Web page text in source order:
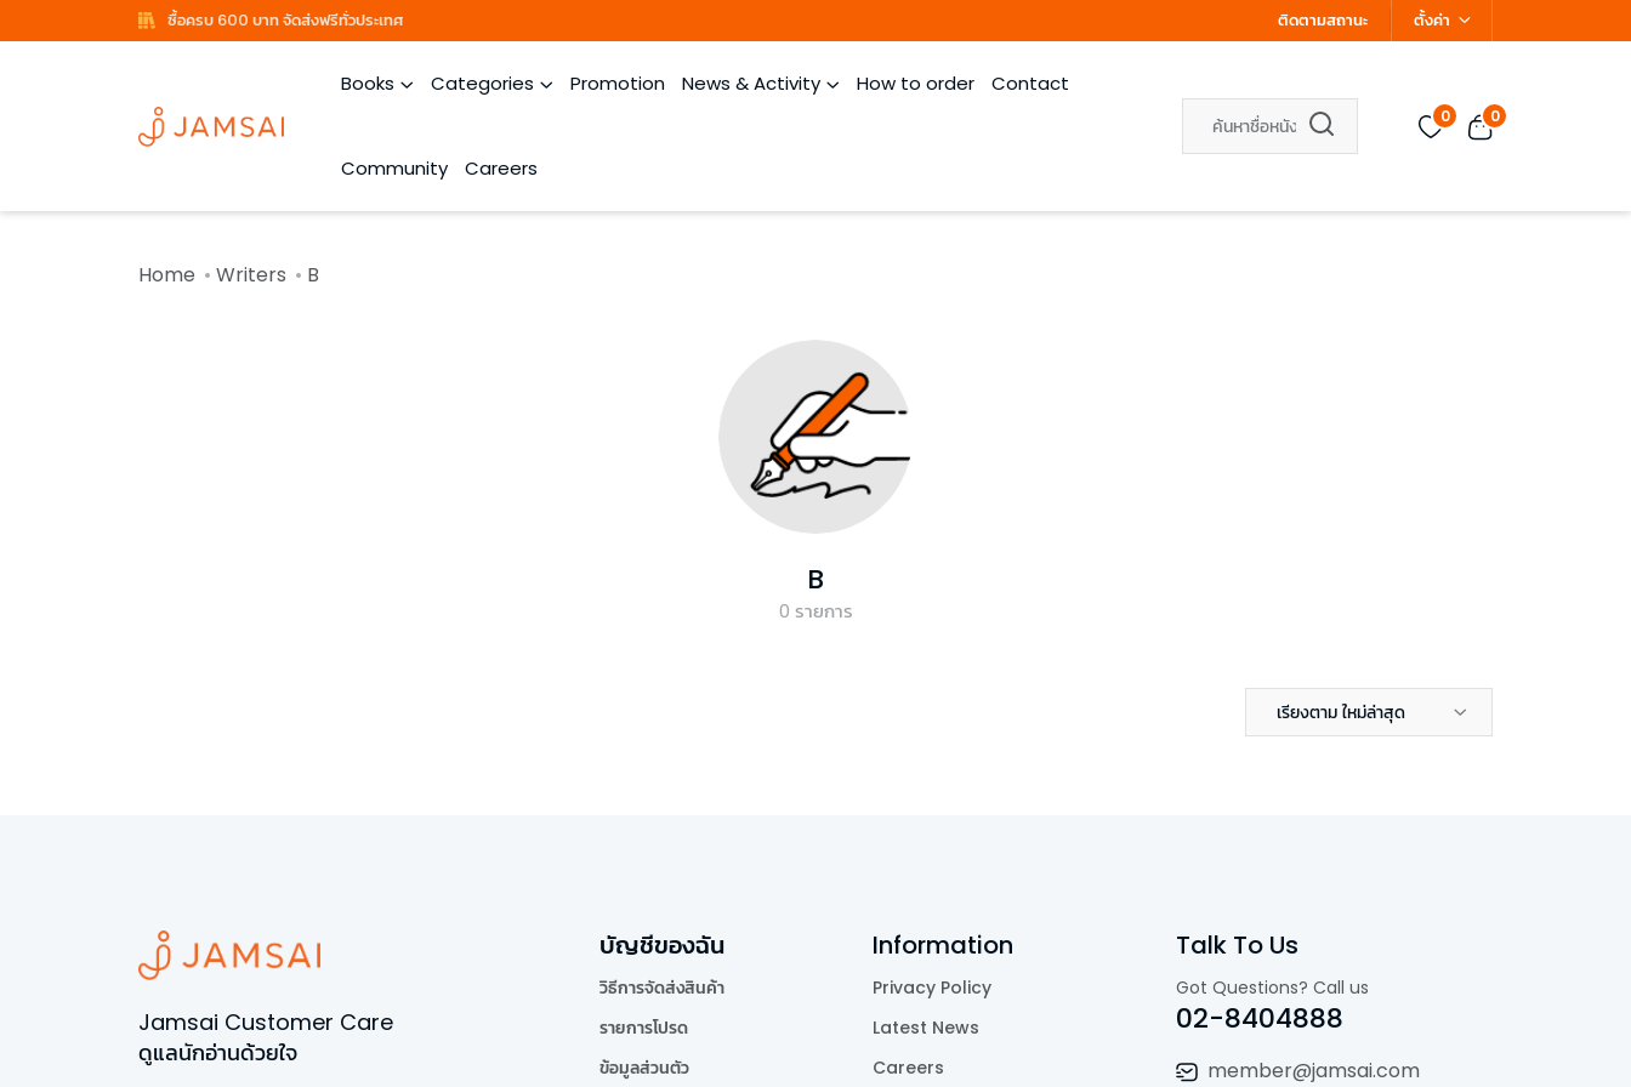
ซื้อครบ 600 บาท จัดส่งฟรีทั่วประเทศ ติดตามสถานะ ตั้งค่า
Books Categories Promotion News & Activity How to order Contact
Community Careers
0 0
Home Writers B
B
0 รายการ
เรียงตาม ใหม่ล่าสุด
Jamsai Customer Care
ดูแลนักอ่านด้วยใจ
บัญชีของฉัน
วิธีการจัดส่งสินค้า
รายการโปรด
ข้อมูลส่วนตัว
Information
Privacy Policy
Latest News
Careers
Talk To Us
Got Questions? Call us
02-8404888
member@jamsai.com